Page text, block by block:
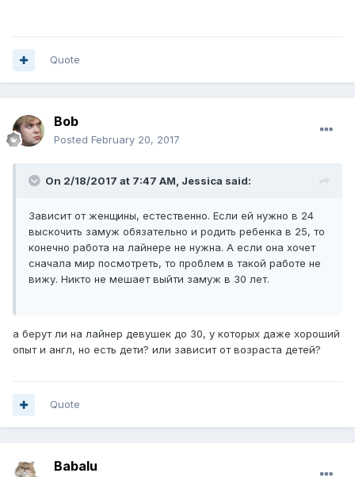
Quote
Bob
Posted February 20, 2017
On 2/18/2017 at 7:47 AM, Jessica said:
Зависит от женщины, естественно. Если ей нужно в 24
выскочить замуж обязательно и родить ребенка в 25, то
конечно работа на лайнере не нужна. А если она хочет
сначала мир посмотреть, то проблем в такой работе не
вижу. Никто не мешает выйти замуж в 30 лет.
а берут ли на лайнер девушек до 30, у которых даже хороший
опыт и англ, но есть дети? или зависит от возраста детей?
Quote
Babalu